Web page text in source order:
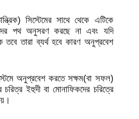
সিস্টেমের সাথে থেকে এটিকে
পথ অনুসরণ করছে না এবং যদি
তবে তারা ব্যর্থ হবে কারণ অনুপ্রবেশ
অনুপ্রবেশ করতে সক্ষম(বা সফল)
ইহুদী বা মোনাফিকদের চরিত্রে